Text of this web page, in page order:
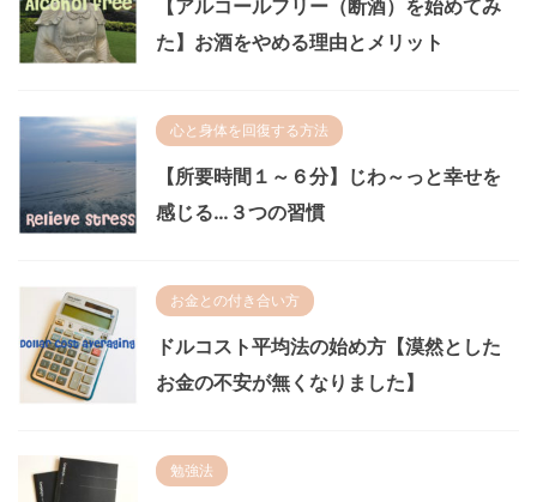
【アルコールフリー（断酒）を始めてみ
た】お酒をやめる理由とメリット
心と身体を回復する方法
【所要時間１～６分】じわ～っと幸せを
感じる…３つの習慣
お金との付き合い方
ドルコスト平均法の始め方【漠然とした
お金の不安が無くなりました】
勉強法